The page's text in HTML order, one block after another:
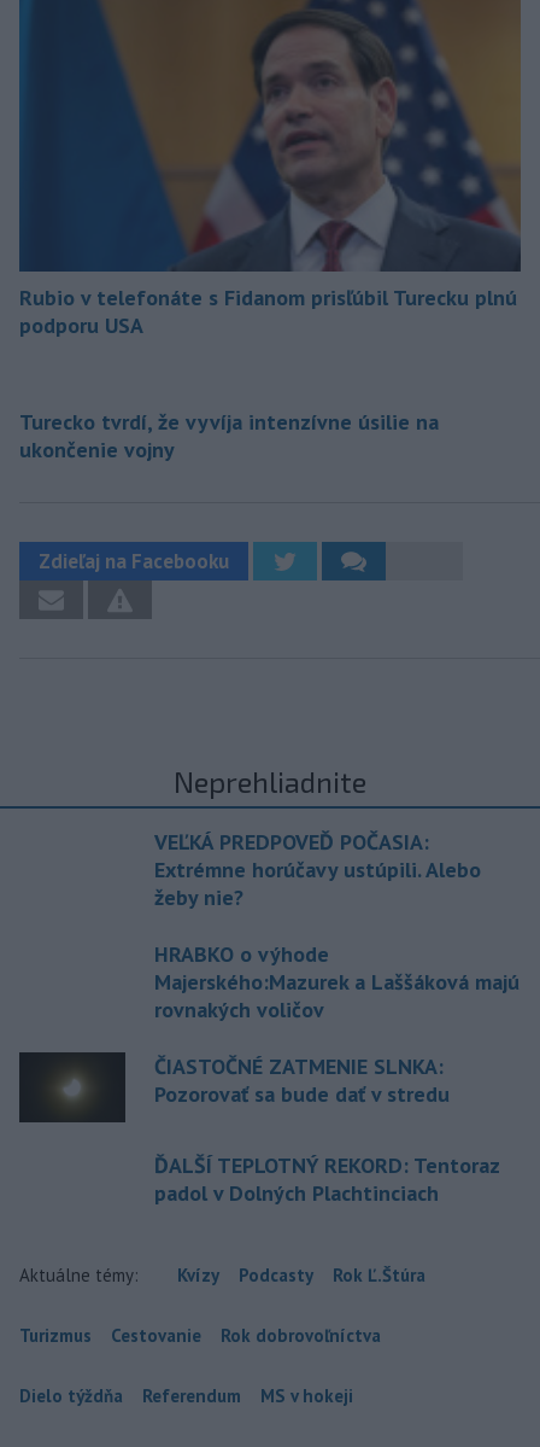
Rubio v telefonáte s Fidanom prisľúbil Turecku plnú
podporu USA
Turecko tvrdí, že vyvíja intenzívne úsilie na
ukončenie vojny
Zdieľaj na Facebooku
Neprehliadnite
VEĽKÁ PREDPOVEĎ POČASIA:
Extrémne horúčavy ustúpili. Alebo
žeby nie?
HRABKO o výhode
Majerského:Mazurek a Laššáková majú
rovnakých voličov
ČIASTOČNÉ ZATMENIE SLNKA:
Pozorovať sa bude dať v stredu
ĎALŠÍ TEPLOTNÝ REKORD: Tentoraz
padol v Dolných Plachtinciach
Aktuálne témy: Kvízy Podcasty Rok Ľ.Štúra
Turizmus Cestovanie Rok dobrovoľníctva
Dielo týždňa Referendum MS v hokeji